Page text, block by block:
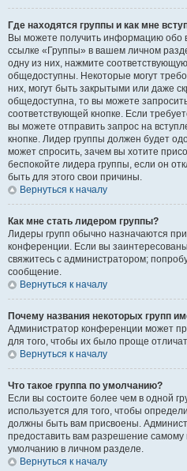
Где находятся группы и как мне
Вы можете получить информацию обо
ссылке «Группы» в вашем личном
одну из них, нажмите
общедоступны. Некоторые могут
них, могут быть закрытыми или даже
общедоступна, то вы можете
соответствующей кнопке. Если
вы можете отправить запрос на
кнопке. Лидер группы должен будет
может спросить, зачем вы хотите
беспокойте лидера группы, если он
быть для этого свои причины.
Вернуться к началу
Как мне стать лидером группы?
Лидеры групп обычно назначаются
конференции. Если вы
свяжитесь с администратором;
сообщение.
Вернуться к началу
Почему названия некоторых групп
Администратор конференции может
для того, чтобы их было проще
Вернуться к началу
Что такое группа по умолчанию?
Если вы состоите более чем в одной
используется для того, чтобы
должны быть вам присвоены.
предоставить вам разрешение самому
умолчанию в личном разделе.
Вернуться к началу